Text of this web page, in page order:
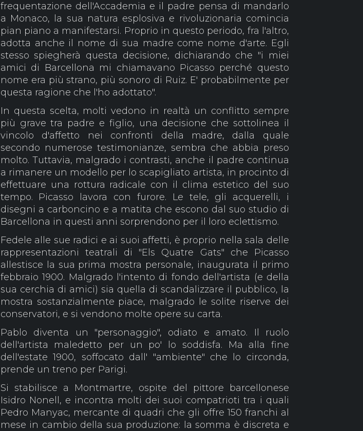
frequentazione dell'Accademia e il padre pensa di mandarlo
a Monaco, la sua natura esplosiva e rivoluzionaria comincia
pian piano a manifestarsi. Proprio in questo periodo, fra l'altro,
adotta anche il nome di sua madre come nome d'arte. Egli
stesso spiegherà questa decisione, dichiarando che "i miei
amici di Barcellona mi chiamavano Picasso perché questo
nome era più strano, più sonoro di Ruiz. E' probabilmente per
questa ragione che l'ho adottato".
In questa scelta, molti vedono in realtà un conflitto sempre
più grave tra padre e figlio, una decisione che sottolinea il
vincolo d'affetto nei confronti della madre, dalla quale
secondo numerose testimonianze, sembra che abbia preso
molto. Tuttavia, malgrado i contrasti, anche il padre continua
a rimanere un modello per lo scapigliato artista, in procinto di
effettuare una rottura radicale con il clima estetico del suo
tempo. Picasso lavora con furore. Le tele, gli acquerelli, i
disegni a carboncino e a matita che escono dal suo studio di
Barcellona in questi anni sorprendono per il loro eclettismo.
Fedele alle sue radici e ai suoi affetti, è proprio nella sala delle
rappresentazioni teatrali di "Els Quatre Gats" che Picasso
allestisce la sua prima mostra personale, inaugurata il primo
febbraio 1900. Malgrado l'intento di fondo dell'artista (e della
sua cerchia di amici) sia quella di scandalizzare il pubblico, la
mostra sostanzialmente piace, malgrado le solite riserve dei
conservatori, e si vendono molte opere su carta.
Pablo diventa un "personaggio", odiato e amato. Il ruolo
dell'artista maledetto per un po' lo soddisfa. Ma alla fine
dell'estate 1900, soffocato dall' "ambiente" che lo circonda,
prende un treno per Parigi.
Si stabilisce a Montmartre, ospite del pittore barcellonese
Isidro Nonell, e incontra molti dei suoi compatrioti tra i quali
Pedro Manyac, mercante di quadri che gli offre 150 franchi al
mese in cambio della sua produzione: la somma è discreta e